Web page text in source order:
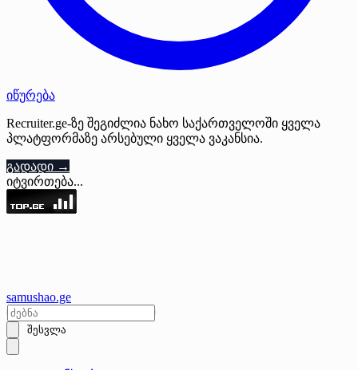
იწურება
Recruiter.ge-ზე შეგიძლია ნახო საქართველოში ყველა
პლატფორმაზე არსებული ყველა ვაკანსია.
გადადი →
იტვირთება...
samushao.ge
შესვლა